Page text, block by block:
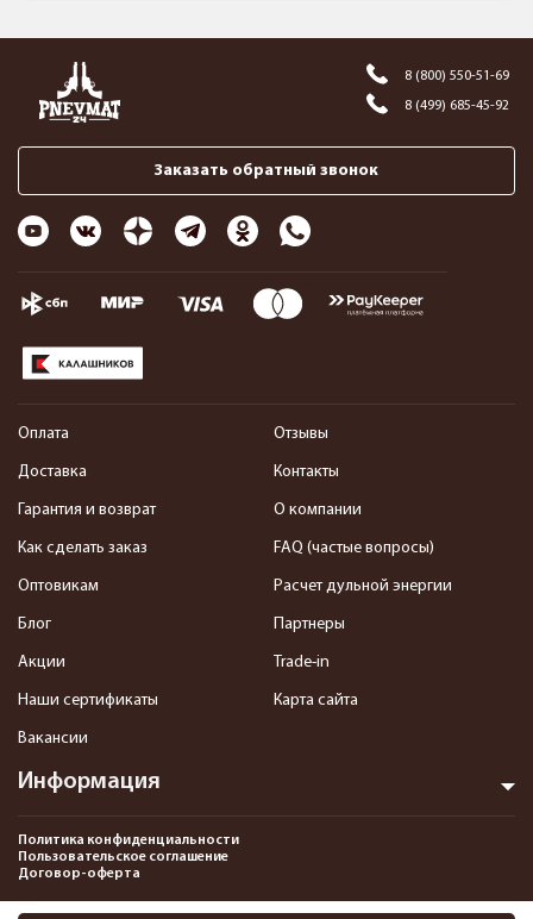
8 (800) 550-51-69
8 (499) 685-45-92
Заказать обратный звонок
Информация
Оплата
Доставка
Гарантия и возврат
Как сделать заказ
Оптовикам
Блог
Акции
Наши сертификаты
Вакансии
Отзывы
Контакты
О компании
FAQ (частые вопросы)
Расчет дульной энергии
Партнеры
Trade-in
Карта сайта
Политика конфиденциальности
Пользовательское соглашение
Договор-оферта